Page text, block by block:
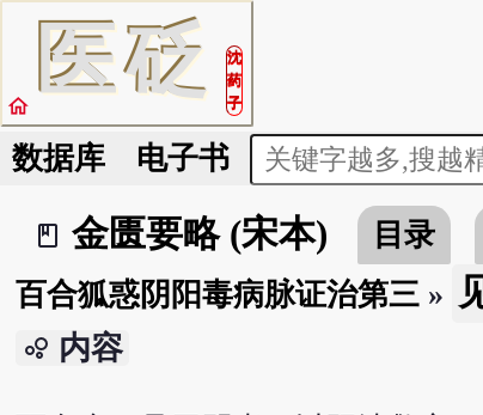
医砭
沈
药
子
home
数据库 电子书
book_2
金匮要略 (宋本) 目录
百合狐惑阴阳毒病脉证治第三»
bubble_chart 内容